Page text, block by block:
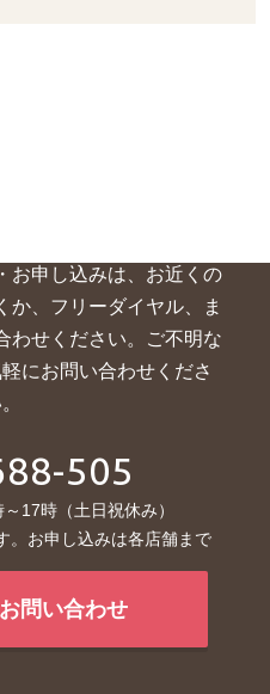
お申し込みは、お近くの
、 フリーダイヤル、ま
わせください。ご不明な
にお問い合わせくださ
505
17時（土日祝休み）
。お申し込みは各店舗まで
問い合わせ